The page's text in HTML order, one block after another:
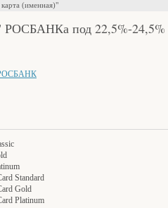
(именная)"
РОСБАНКа под 22,5%-24,5%
Standard
Gold
Platinum